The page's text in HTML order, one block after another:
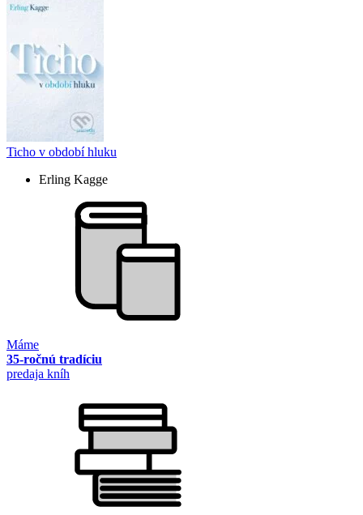
Ticho v období hluku
Erling Kagge
Máme
35-ročnú tradíciu
predaja kníh